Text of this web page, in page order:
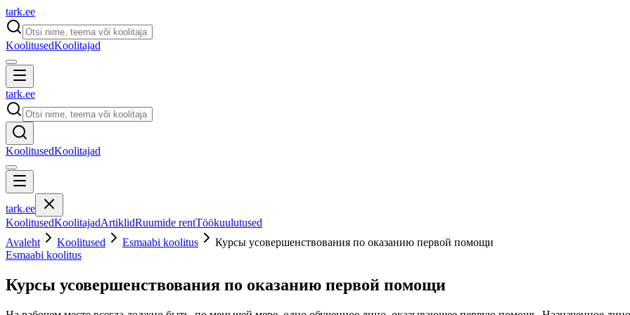
tark.ee
KoolitusedKoolitajad
tark.ee
KoolitusedKoolitajad
tark.ee
KoolitusedKoolitajadArtiklidRuumide rentTöökuulutused
Avaleht
Koolitused Esmaabi koolitus
Курсы усовершенствования по оказанию первой помощи
Esmaabi koolitus
Курсы усовершенствования по оказанию первой помощи